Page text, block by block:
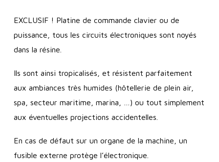
EXCLUSIF ! Platine de commande clavier ou de
puissance, tous les circuits électroniques sont noyés
dans la résine.
Ils sont ainsi tropicalisés, et résistent parfaitement
aux ambiances très humides (hôtellerie de plein air,
spa, secteur maritime, marina, …) ou tout simplement
aux éventuelles projections accidentelles.
En cas de défaut sur un organe de la machine, un
fusible externe protège l’électronique.